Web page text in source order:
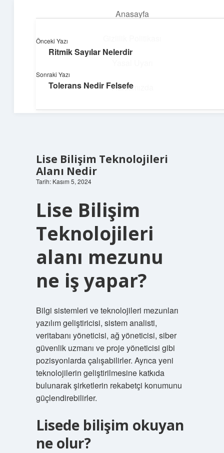
Anasayfa
Hakkımızda
Hızlı Baskı Tüyoları
Yaratıcı fikirlerle projelerini canlandır!
Lise Bilişim Teknolojileri
Alanı Nedir
Tarih: Kasım 5, 2024
Lise Bilişim
Teknolojileri
alanı mezunu
ne iş yapar?
Bilgi sistemleri ve teknolojileri mezunları
yazılım geliştiricisi, sistem analisti,
veritabanı yöneticisi, ağ yöneticisi, siber
güvenlik uzmanı ve proje yöneticisi gibi
pozisyonlarda çalışabilirler. Ayrıca yeni
teknolojilerin geliştirilmesine katkıda
bulunarak şirketlerin rekabetçi konumunu
güçlendirebilirler.
Lisede bilişim okuyan
ne olur?
Önceki Yazı
Ritmik Sayılar Nelerdir
Sonraki Yazı
Tolerans Nedir Felsefe